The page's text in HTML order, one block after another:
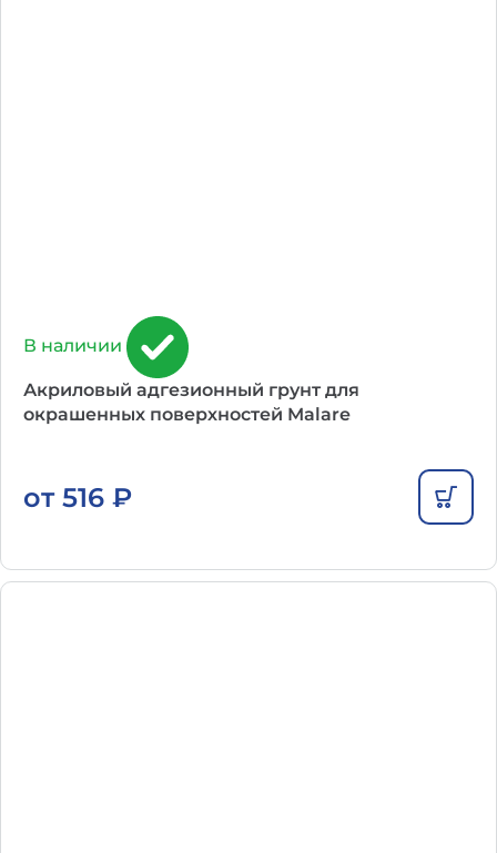
В наличии
Акриловый адгезионный грунт для
окрашенных поверхностей Malare
от 516 ₽